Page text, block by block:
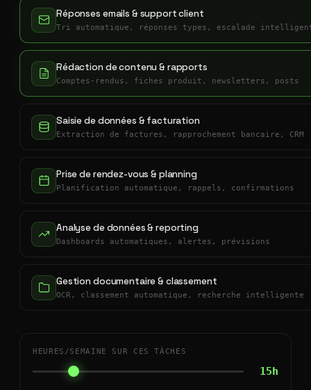
Réponses emails & support client
Tri automatique, réponses types, escalade
Rédaction de contenu & rapports
Comptes-rendus, fiches produit, newsletters, posts
Saisie de données & facturation
Extraction de factures, rapprochement bancaire, CRM
Prise de rendez-vous & planning
Planification automatique, rappels, confirmations
Analyse de données & reporting
Dashboards automatiques, alertes, prévisions
Gestion documentaire & classement
OCR, classement automatique, recherche intelligente
HEURES/SEMAINE SUR CES TÂCHES
15h